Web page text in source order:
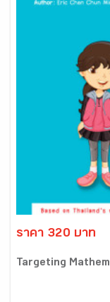
ราคา 320 บาท
Targeting